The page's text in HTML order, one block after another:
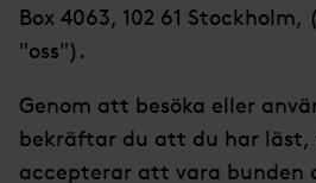
Box 4063, 102 61
"oss").
Genom att besöka eller
bekräftar du att du har
accepterar att vara bunden